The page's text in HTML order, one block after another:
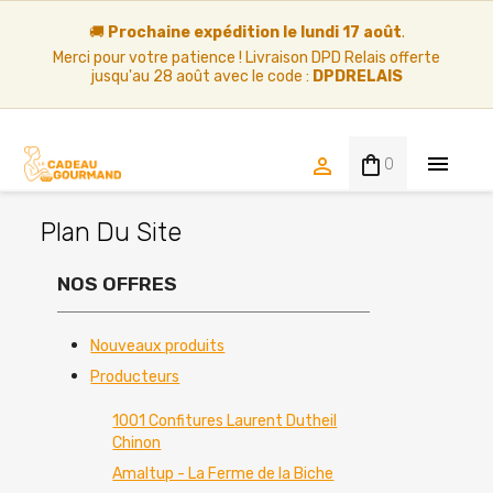
🚚 Prochaine expédition le lundi 17 août.
Merci pour votre patience ! Livraison DPD Relais offerte
jusqu'au 28 août avec le code : DPDRELAIS

0

Plan Du Site
NOS OFFRES
Nouveaux produits
Producteurs
1001 Confitures Laurent Dutheil
Chinon
Amaltup - La Ferme de la Biche